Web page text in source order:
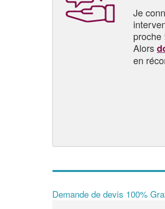
Je
proche
Alors
en
Demande de devis 100%